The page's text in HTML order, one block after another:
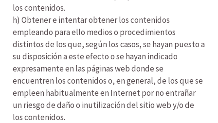
los contenidos.
h) Obtener e intentar obtener los contenidos
empleando para ello medios o procedimientos
distintos de los que, según los casos, se hayan puesto a
su disposición a este efecto o se hayan indicado
expresamente en las páginas web donde se
encuentren los contenidos o, en general, de los que se
empleen habitualmente en Internet por no entrañar
un riesgo de daño o inutilización del sitio web y/o de
los contenidos.